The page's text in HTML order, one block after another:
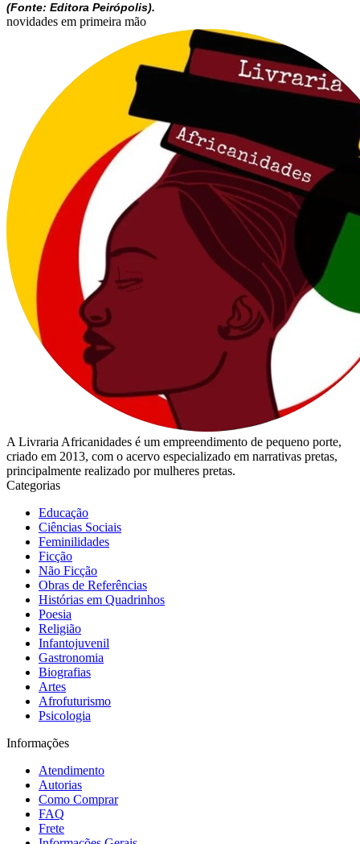
(Fonte: Editora Peirópolis).
novidades em primeira mão
A Livraria Africanidades é um empreendimento de pequeno porte,
criado em 2013, com o acervo especializado em narrativas pretas,
principalmente realizado por mulheres pretas.
Categorias
Educação
Ciências Sociais
Feminilidades
Ficção
Não Ficção
Obras de Referências
Histórias em Quadrinhos
Poesia
Religião
Infantojuvenil
Gastronomia
Biografias
Artes
Afrofuturismo
Psicologia
Informações
Atendimento
Autorias
Como Comprar
FAQ
Frete